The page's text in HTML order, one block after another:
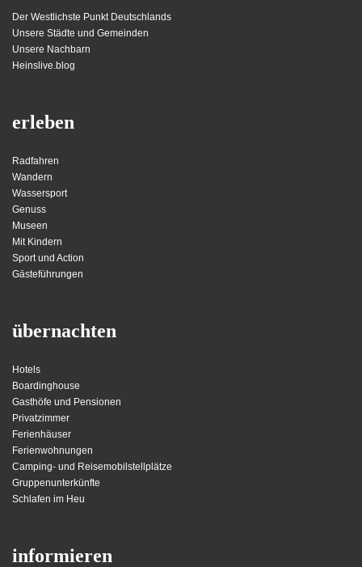
Der Westlichste Punkt Deutschlands
Unsere Städte und Gemeinden
Unsere Nachbarn
Heinslive.blog
erleben
Radfahren
Wandern
Wassersport
Genuss
Museen
Mit Kindern
Sport und Action
Gästeführungen
übernachten
Hotels
Boardinghouse
Gasthöfe und Pensionen
Privatzimmer
Ferienhäuser
Ferienwohnungen
Camping- und Reisemobilstellplätze
Gruppenunterkünfte
Schlafen im Heu
informieren